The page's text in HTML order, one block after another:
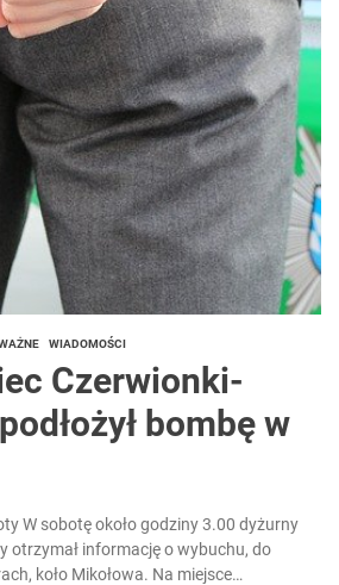
WIADOMOŚCI
Czerwionki-
bombę w
W sobotę około godziny 3.00 dyżurny
otrzymał informację o wybuchu, do
koło Mikołowa. Na miejsce